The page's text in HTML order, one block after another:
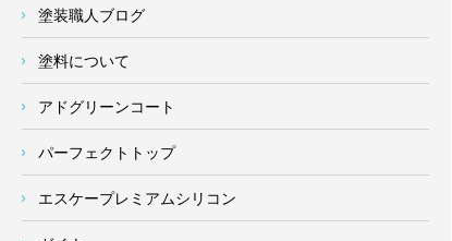
塗装職人ブログ
塗料について
アドグリーンコート
パーフェクトトップ
エスケープレミアムシリコン